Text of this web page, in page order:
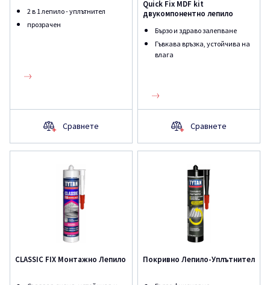
2 в 1 лепило - уплътнител
прозрачен
Сравнете
Quick Fix MDF kit
двукомпонентно лепило
Бързо и здраво залепване
Гъвкава връзка, устойчива на
влага
Сравнете
CLASSIC FIX Монтажно Лепило Покривно Лепило-Уплътнител